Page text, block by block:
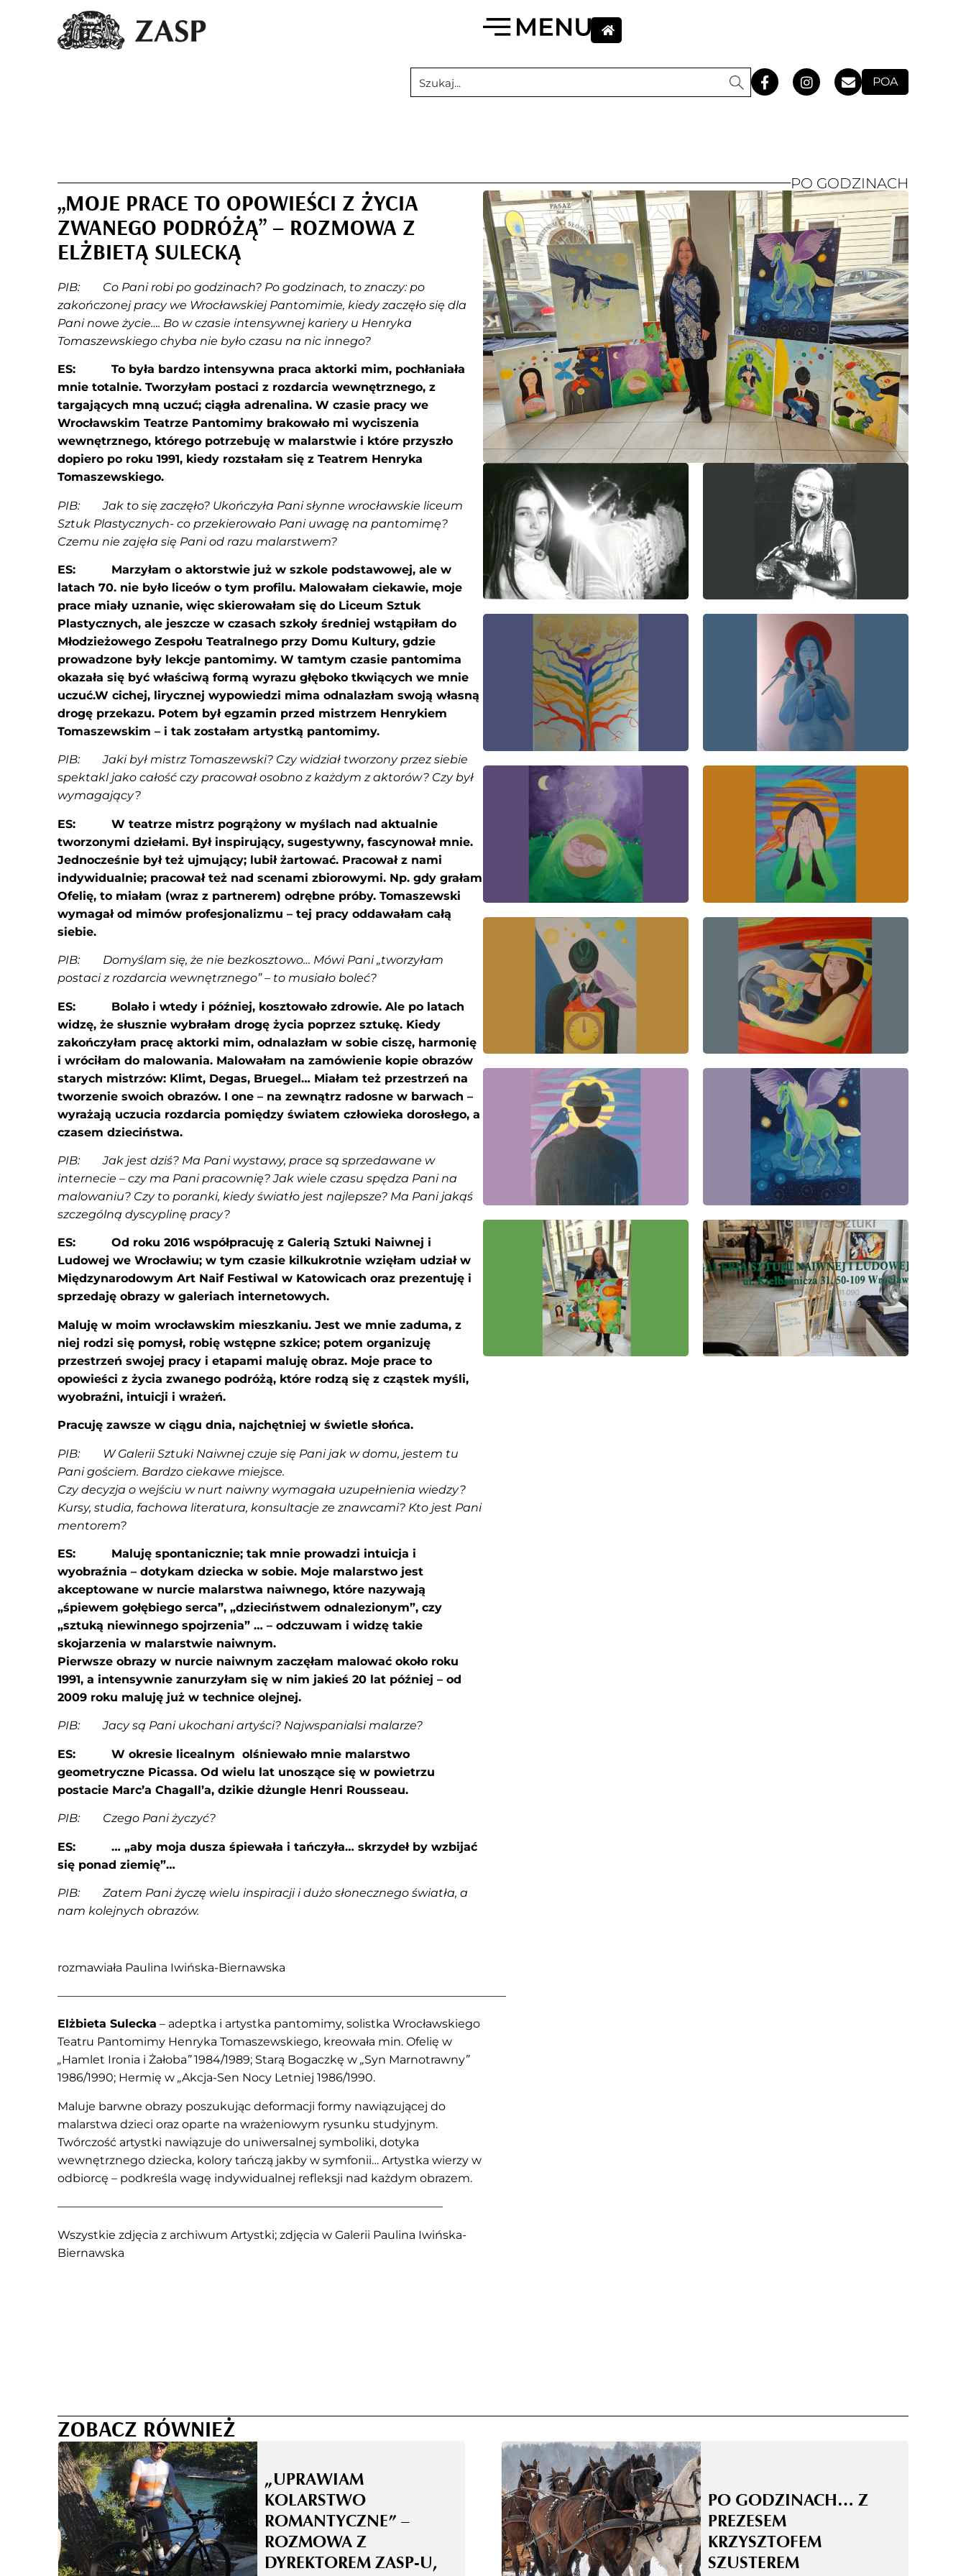
POA
PO GODZINACH
„MOJE PRACE TO OPOWIEŚCI Z ŻYCIA
ZWANEGO PODRÓŻĄ” – ROZMOWA Z
ELŻBIETĄ SULECKĄ
PIB: Co Pani robi po godzinach? Po godzinach, to znaczy: po
zakończonej pracy we Wrocławskiej Pantomimie, kiedy zaczęło się dla
Pani nowe życie…. Bo w czasie intensywnej kariery u Henryka
Tomaszewskiego chyba nie było czasu na nic innego?
ES: To była bardzo intensywna praca aktorki mim, pochłaniała
mnie totalnie. Tworzyłam postaci z rozdarcia wewnętrznego, z
targających mną uczuć; ciągła adrenalina. W czasie pracy we
Wrocławskim Teatrze Pantomimy brakowało mi wyciszenia
wewnętrznego, którego potrzebuję w malarstwie i które przyszło
dopiero po roku 1991, kiedy rozstałam się z Teatrem Henryka
Tomaszewskiego.
PIB: Jak to się zaczęło? Ukończyła Pani słynne wrocławskie liceum
Sztuk Plastycznych- co przekierowało Pani uwagę na pantomimę?
Czemu nie zajęła się Pani od razu malarstwem?
ES: Marzyłam o aktorstwie już w szkole podstawowej, ale w
latach 70. nie było liceów o tym profilu. Malowałam ciekawie, moje
prace miały uznanie, więc skierowałam się do Liceum Sztuk
Plastycznych, ale jeszcze w czasach szkoły średniej wstąpiłam do
Młodzieżowego Zespołu Teatralnego przy Domu Kultury, gdzie
prowadzone były lekcje pantomimy. W tamtym czasie pantomima
okazała się być właściwą formą wyrazu głęboko tkwiących we mnie
uczuć.W cichej, lirycznej wypowiedzi mima odnalazłam swoją własną
drogę przekazu. Potem był egzamin przed mistrzem Henrykiem
Tomaszewskim – i tak zostałam artystką pantomimy.
PIB: Jaki był mistrz Tomaszewski? Czy widział tworzony przez siebie
spektakl jako całość czy pracował osobno z każdym z aktorów? Czy był
wymagający?
ES: W teatrze mistrz pogrążony w myślach nad aktualnie
tworzonymi dziełami. Był inspirujący, sugestywny, fascynował mnie.
Jednocześnie był też ujmujący; lubił żartować. Pracował z nami
indywidualnie; pracował też nad scenami zbiorowymi. Np. gdy grałam
Ofelię, to miałam (wraz z partnerem) odrębne próby. Tomaszewski
wymagał od mimów profesjonalizmu – tej pracy oddawałam całą
siebie.
PIB: Domyślam się, że nie bezkosztowo… Mówi Pani „tworzyłam
postaci z rozdarcia wewnętrznego” – to musiało boleć?
ES: Bolało i wtedy i później, kosztowało zdrowie. Ale po latach
widzę, że słusznie wybrałam drogę życia poprzez sztukę. Kiedy
zakończyłam pracę aktorki mim, odnalazłam w sobie ciszę, harmonię
i wróciłam do malowania. Malowałam na zamówienie kopie obrazów
starych mistrzów: Klimt, Degas, Bruegel… Miałam też przestrzeń na
tworzenie swoich obrazów. I one – na zewnątrz radosne w barwach –
wyrażają uczucia rozdarcia pomiędzy światem człowieka dorosłego, a
czasem dzieciństwa.
PIB: Jak jest dziś? Ma Pani wystawy, prace są sprzedawane w
internecie – czy ma Pani pracownię? Jak wiele czasu spędza Pani na
malowaniu? Czy to poranki, kiedy światło jest najlepsze? Ma Pani jakąś
szczególną dyscyplinę pracy?
ES: Od roku 2016 współpracuję z Galerią Sztuki Naiwnej i
Ludowej we Wrocławiu; w tym czasie kilkukrotnie wzięłam udział w
Międzynarodowym Art Naif Festiwal w Katowicach oraz prezentuję i
sprzedaję obrazy w galeriach internetowych.
Maluję w moim wrocławskim mieszkaniu. Jest we mnie zaduma, z
niej rodzi się pomysł, robię wstępne szkice; potem organizuję
przestrzeń swojej pracy i etapami maluję obraz. Moje prace to
opowieści z życia zwanego podróżą, które rodzą się z cząstek myśli,
wyobraźni, intuicji i wrażeń.
Pracuję zawsze w ciągu dnia, najchętniej w świetle słońca.
PIB: W Galerii Sztuki Naiwnej czuje się Pani jak w domu, jestem tu
Pani gościem. Bardzo ciekawe miejsce.
Czy decyzja o wejściu w nurt naiwny wymagała uzupełnienia wiedzy?
Kursy, studia, fachowa literatura, konsultacje ze znawcami? Kto jest Pani
mentorem?
ES: Maluję spontanicznie; tak mnie prowadzi intuicja i
wyobraźnia – dotykam dziecka w sobie. Moje malarstwo jest
akceptowane w nurcie malarstwa naiwnego, które nazywają
„śpiewem gołębiego serca”, „dzieciństwem odnalezionym”, czy
„sztuką niewinnego spojrzenia” … – odczuwam i widzę takie
skojarzenia w malarstwie naiwnym.
Pierwsze obrazy w nurcie naiwnym zaczęłam malować około roku
1991, a intensywnie zanurzyłam się w nim jakieś 20 lat później – od
2009 roku maluję już w technice olejnej.
PIB: Jacy są Pani ukochani artyści? Najwspanialsi malarze?
ES: W okresie licealnym olśniewało mnie malarstwo
geometryczne Picassa. Od wielu lat unoszące się w powietrzu
postacie Marc’a Chagall’a, dzikie dżungle Henri Rousseau.
PIB: Czego Pani życzyć?
ES: … „aby moja dusza śpiewała i tańczyła… skrzydeł by wzbijać
się ponad ziemię”…
PIB: Zatem Pani życzę wielu inspiracji i dużo słonecznego światła, a
nam kolejnych obrazów.
rozmawiała Paulina Iwińska-Biernawska
———————————————————————————————————————
Elżbieta Sulecka – adeptka i artystka pantomimy, solistka Wrocławskiego
Teatru Pantomimy Henryka Tomaszewskiego, kreowała min. Ofelię w
„Hamlet Ironia i Żałoba”1984/1989; Starą Bogaczkę w „Syn Marnotrawny”
1986/1990; Hermię w „Akcja-Sen Nocy Letniej 1986/1990.
Maluje barwne obrazy poszukując deformacji formy nawiązującej do
malarstwa dzieci oraz oparte na wrażeniowym rysunku studyjnym.
Twórczość artystki nawiązuje do uniwersalnej symboliki, dotyka
wewnętrznego dziecka, kolory tańczą jakby w symfonii… Artystka wierzy w
odbiorcę – podkreśla wagę indywidualnej refleksji nad każdym obrazem.
—————————————————————————————————–
Wszystkie zdjęcia z archiwum Artystki; zdjęcia w Galerii Paulina Iwińska-
Biernawska
ZOBACZ RÓWNIEŻ
„UPRAWIAM
KOLARSTWO
ROMANTYCZNE” –
ROZMOWA Z
DYREKTOREM ZASP-U,
PO GODZINACH… Z
PREZESEM
KRZYSZTOFEM
SZUSTEREM